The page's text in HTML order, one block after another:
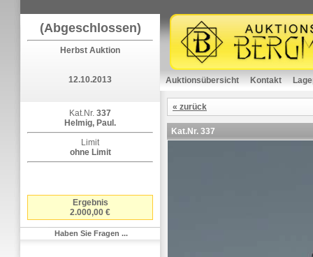
(Abgeschlossen)
Herbst Auktion
12.10.2013
Kat.Nr. 337
Helmig, Paul.
Limit
ohne Limit
Ergebnis
2.000,00 €
Haben Sie Fragen ...
Auktionsübersicht Kontakt
« zurück
Kat.Nr. 337